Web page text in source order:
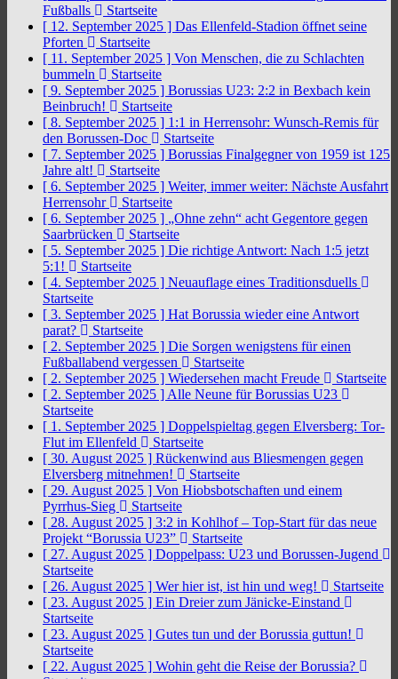
Fußballs
Startseite
[ 12. September 2025 ] Das Ellenfeld-Stadion öffnet seine
Pforten
Startseite
[ 11. September 2025 ] Von Menschen, die zu Schlachten
bummeln
Startseite
[ 9. September 2025 ] Borussias U23: 2:2 in Bexbach kein
Beinbruch!
Startseite
[ 8. September 2025 ] 1:1 in Herrensohr: Wunsch-Remis für
den Borussen-Doc
Startseite
[ 7. September 2025 ] Borussias Finalgegner von 1959 ist 125
Jahre alt!
Startseite
[ 6. September 2025 ] Weiter, immer weiter: Nächste Ausfahrt
Herrensohr
Startseite
[ 6. September 2025 ] „Ohne zehn“ acht Gegentore gegen
Saarbrücken
Startseite
[ 5. September 2025 ] Die richtige Antwort: Nach 1:5 jetzt
5:1!
Startseite
[ 4. September 2025 ] Neuauflage eines Traditionsduells
Startseite
[ 3. September 2025 ] Hat Borussia wieder eine Antwort
parat?
Startseite
[ 2. September 2025 ] Die Sorgen wenigstens für einen
Fußballabend vergessen
Startseite
[ 2. September 2025 ] Wiedersehen macht Freude
Startseite
[ 2. September 2025 ] Alle Neune für Borussias U23
Startseite
[ 1. September 2025 ] Doppelspieltag gegen Elversberg: Tor-
Flut im Ellenfeld
Startseite
[ 30. August 2025 ] Rückenwind aus Bliesmengen gegen
Elversberg mitnehmen!
Startseite
[ 29. August 2025 ] Von Hiobsbotschaften und einem
Pyrrhus-Sieg
Startseite
[ 28. August 2025 ] 3:2 in Kohlhof – Top-Start für das neue
Projekt “Borussia U23”
Startseite
[ 27. August 2025 ] Doppelpass: U23 und Borussen-Jugend
Startseite
[ 26. August 2025 ] Wer hier ist, ist hin und weg!
Startseite
[ 23. August 2025 ] Ein Dreier zum Jänicke-Einstand
Startseite
[ 23. August 2025 ] Gutes tun und der Borussia guttun!
Startseite
[ 22. August 2025 ] Wohin geht die Reise der Borussia?